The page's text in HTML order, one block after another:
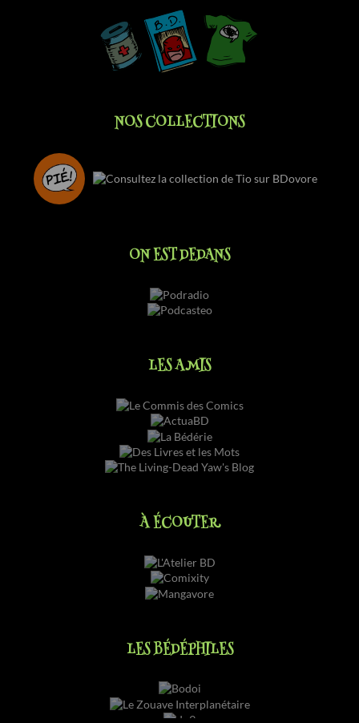
NOS COLLECTIONS
ON EST DEDANS
LES AMIS
À ÉCOUTER
LES BÉDÉPHILES